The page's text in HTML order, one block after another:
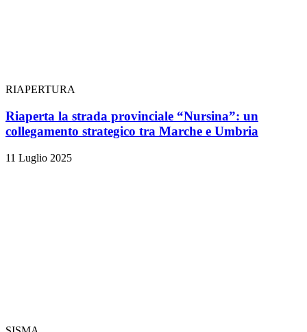
RIAPERTURA
Riaperta la strada provinciale “Nursina”: un
collegamento strategico tra Marche e Umbria
11 Luglio 2025